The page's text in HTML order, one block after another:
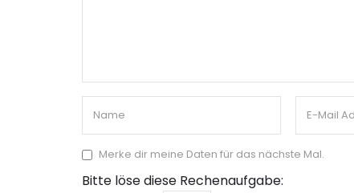
Merke dir meine Daten für das nächste Mal.
Bitte löse diese Rechenaufgabe: